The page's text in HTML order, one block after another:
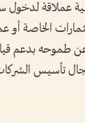
تقنية عملاقة
الخاصة أو
عن طموحه بدعم
تأسيس